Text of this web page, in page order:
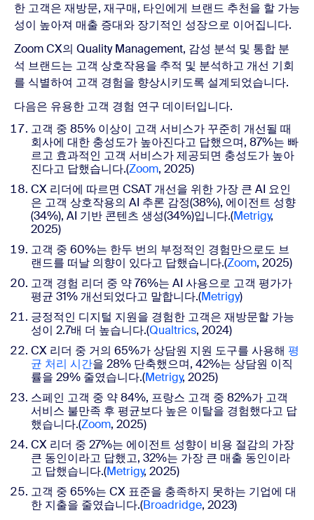
한 고객은 재방문, 재구매, 타인에게 브랜드 추천을 할 가능
성이 높아져 매출 증대와 장기적인 성장으로 이어집니다.
Zoom CX의 Quality Management, 감성 분석 및 통합 분
석 브랜드는 고객 상호작용을 추적 및 분석하고 개선 기회
를 식별하여 고객 경험을 향상시키도록 설계되었습니다.
다음은 유용한 고객 경험 연구 데이터입니다.
고객 중 85% 이상이 고객 서비스가 꾸준히 개선될 때
회사에 대한 충성도가 높아진다고 답했으며, 87%는 빠
르고 효과적인 고객 서비스가 제공되면 충성도가 높아
진다고 답했습니다.(Zoom, 2025)
CX 리더에 따르면 CSAT 개선을 위한 가장 큰 AI 요인
은 고객 상호작용의 AI 추론 감정(38%), 에이전트 성향
(34%), AI 기반 콘텐츠 생성(34%)입니다.(Metrigy,
2025)
고객 중 60%는 한두 번의 부정적인 경험만으로도 브
랜드를 떠날 의향이 있다고 답했습니다.(Zoom, 2025)
고객 경험 리더 중 약 76%는 AI 사용으로 고객 평가가
평균 31% 개선되었다고 말합니다.(Metrigy)
긍정적인 디지털 지원을 경험한 고객은 재방문할 가능
성이 2.7배 더 높습니다.(Qualtrics, 2024)
CX 리더 중 거의 65%가 상담원 지원 도구를 사용해 평
균 처리 시간을 28% 단축했으며, 42%는 상담원 이직
률을 29% 줄였습니다.(Metrigy, 2025)
스페인 고객 중 약 84%, 프랑스 고객 중 82%가 고객
서비스 불만족 후 평균보다 높은 이탈을 경험했다고 답
했습니다.(Zoom, 2025)
CX 리더 중 27%는 에이전트 성향이 비용 절감의 가장
큰 동인이라고 답했고, 32%는 가장 큰 매출 동인이라
고 답했습니다.(Metrigy, 2025)
고객 중 65%는 CX 표준을 충족하지 못하는 기업에 대
한 지출을 줄였습니다.(Broadridge, 2023)